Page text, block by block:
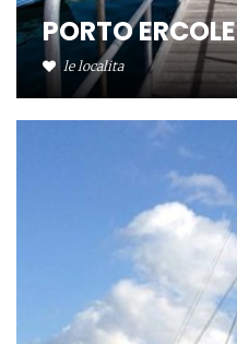
PORTO ERCOLE
le localita